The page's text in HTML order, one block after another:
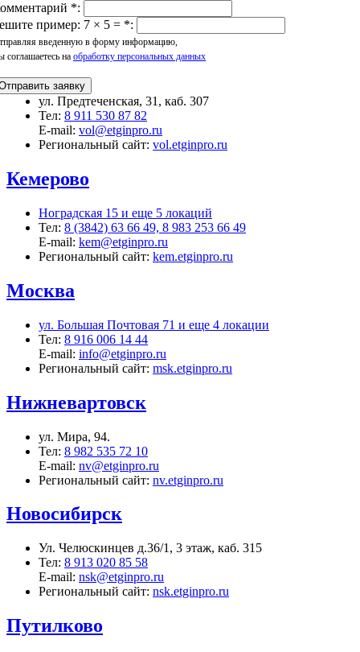
*:
пример: 7 × 5 = *:
введенную в форму информацию,
соглашаетесь на обработку персональных данных
заявку
ул. Предтеченская, 31, каб. 307
Тел: 8 911 530 87 82
E-mail: vol@etginpro.ru
Региональный сайт: vol.etginpro.ru
Кемерово
Ноградская 15 и еще 5 локаций
Тел: 8 (3842) 63 66 49, 8 983 253 66 49
E-mail: kem@etginpro.ru
Региональный сайт: kem.etginpro.ru
Москва
ул. Большая Почтовая 71 и еще 4 локации
Тел: 8 916 006 14 44
E-mail: info@etginpro.ru
Региональный сайт: msk.etginpro.ru
Нижневартовск
ул. Мира, 94.
Тел: 8 982 535 72 10
E-mail: nv@etginpro.ru
Региональный сайт: nv.etginpro.ru
Новосибирск
Ул. Челюскинцев д.36/1, 3 этаж, каб. 315
Тел: 8 913 020 85 58
E-mail: nsk@etginpro.ru
Региональный сайт: nsk.etginpro.ru
Путилково